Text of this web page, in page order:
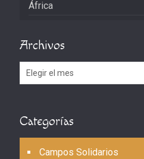
África
Archivos
Archivos
Categorías
Campos Solidarios